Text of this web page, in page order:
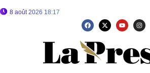
8 août 2026 18:17